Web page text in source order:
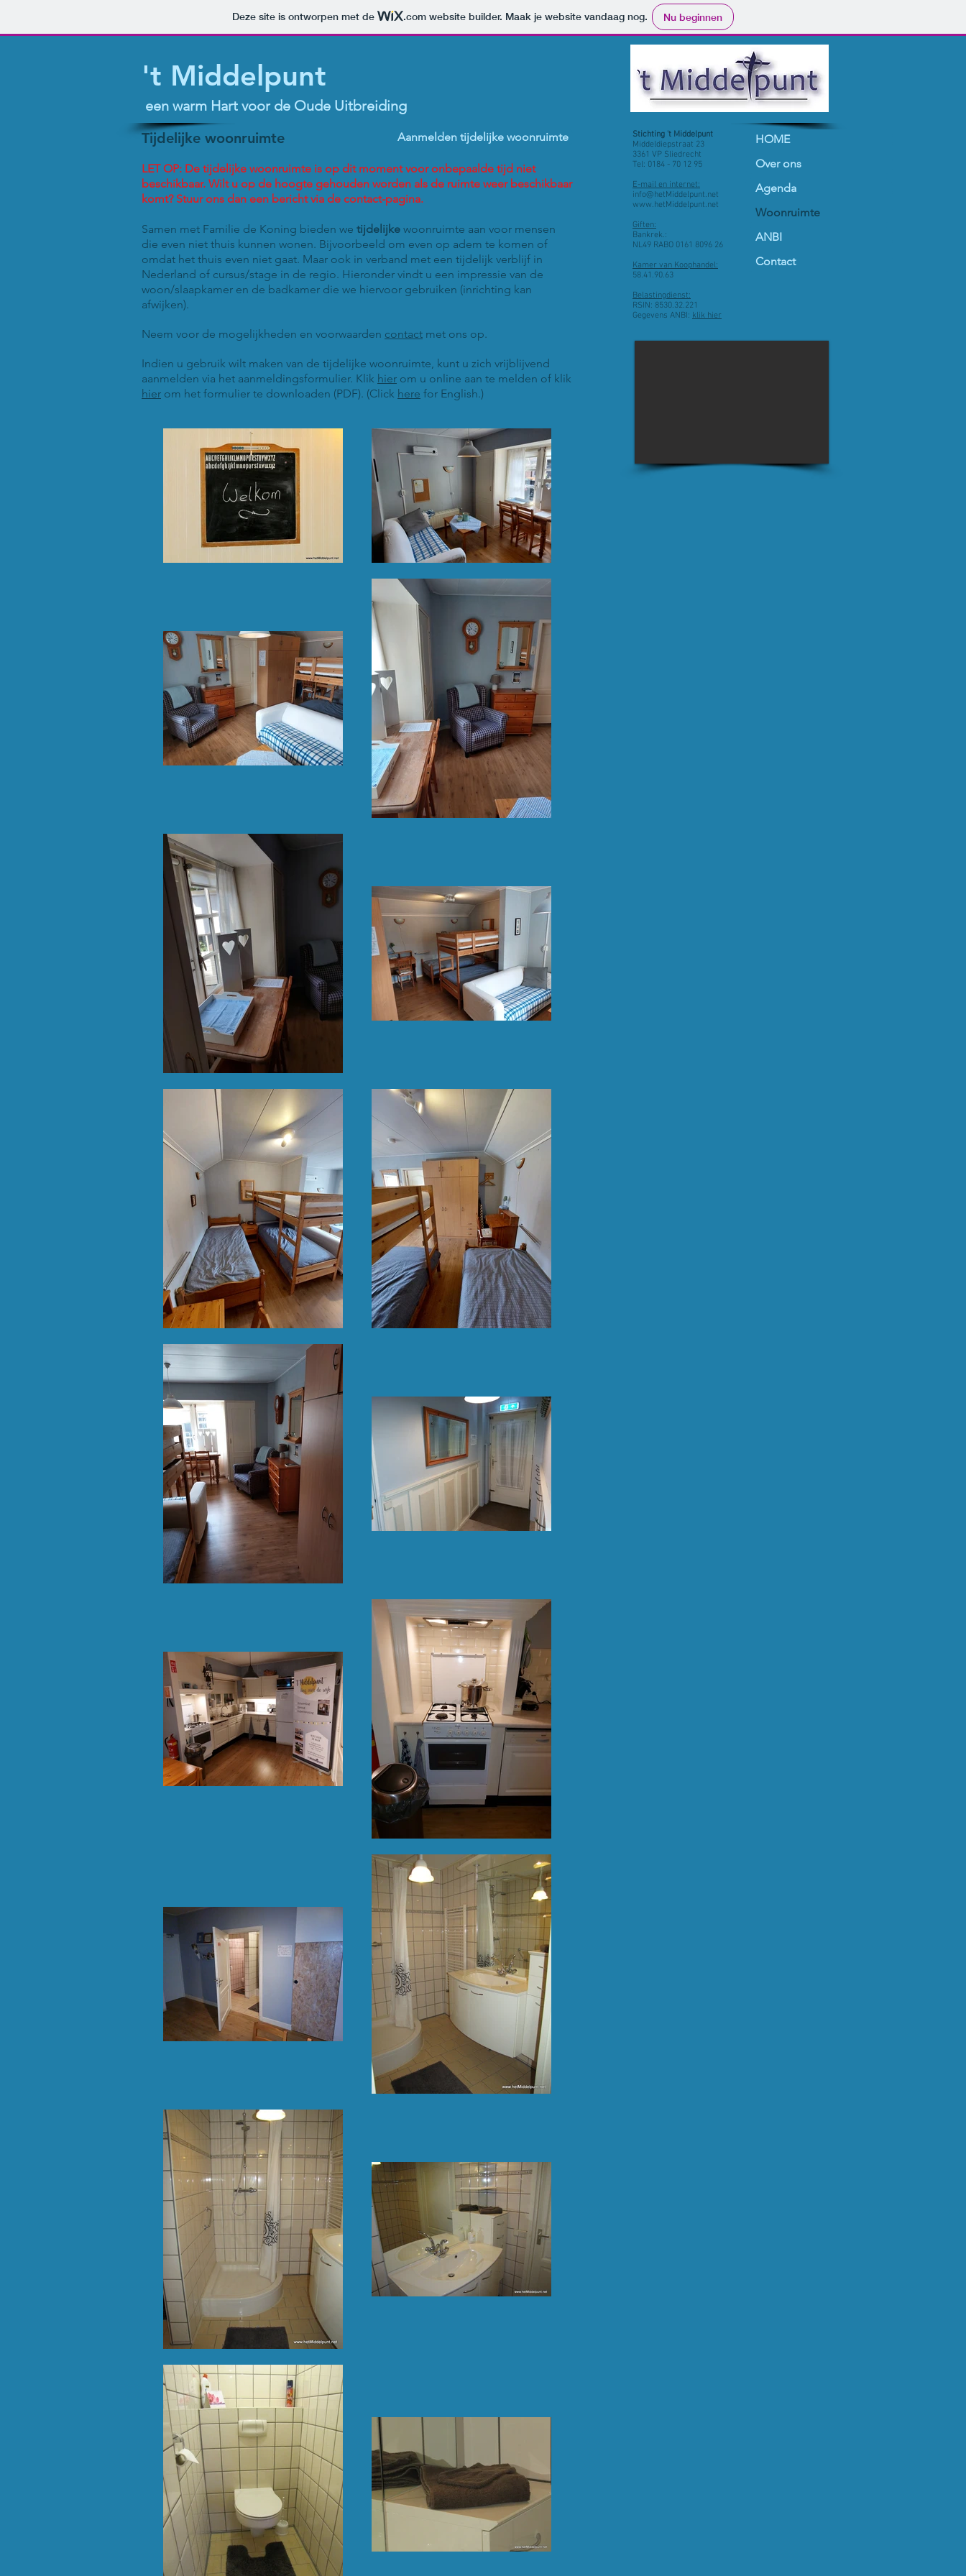
Deze site is ontworpen met de .com website builder. Maak je website vandaag nog. Nu beginnen
't Middelpunt
een warm Hart voor de Oude Uitbreiding
Tijdelijke woonruimte
LET OP: De tijdelijke woonruimte is op dit moment voor onbepaalde tijd niet
beschikbaar. Wilt u op de hoogte gehouden worden als de ruimte weer beschikbaar
komt? Stuur ons dan een bericht via de contact-pagina.
Samen met Familie de Koning bieden we tijdelijke woonruimte aan voor mensen
die even niet thuis kunnen wonen. Bijvoorbeeld om even op adem te komen of
omdat het thuis even niet gaat. Maar ook in verband met een tijdelijk verblijf in
Nederland of cursus/stage in de regio. Hieronder vindt u een impressie van de
woon/slaapkamer en de badkamer die we hiervoor gebruiken (inrichting kan
afwijken).
Neem voor de mogelijkheden en voorwaarden contact met ons op.
Indien u gebruik wilt maken van de tijdelijke woonruimte, kunt u zich vrijblijvend
aanmelden via het aanmeldingsformulier. Klik hier om u online aan te melden of klik
hier om het formulier te downloaden (PDF). (Click here for English.)
Aanmelden tijdelijke woonruimte
HOME
Over ons
Agenda
Woonruimte
ANBI
Contact
Stichting 't Middelpunt
Middeldiepstraat 23
3361 VP Sliedrecht
Tel: 0184 - 70 12 95
E-mail en internet:
info@hetMiddelpunt.net
www.hetMiddelpunt.net
Giften:
Bankrek.:
NL49 RABO 0161 8096 26
Kamer van Koophandel:
58.41.90.63
Belastingdienst:
RSIN: 8530.32.221
Gegevens ANBI: klik hier